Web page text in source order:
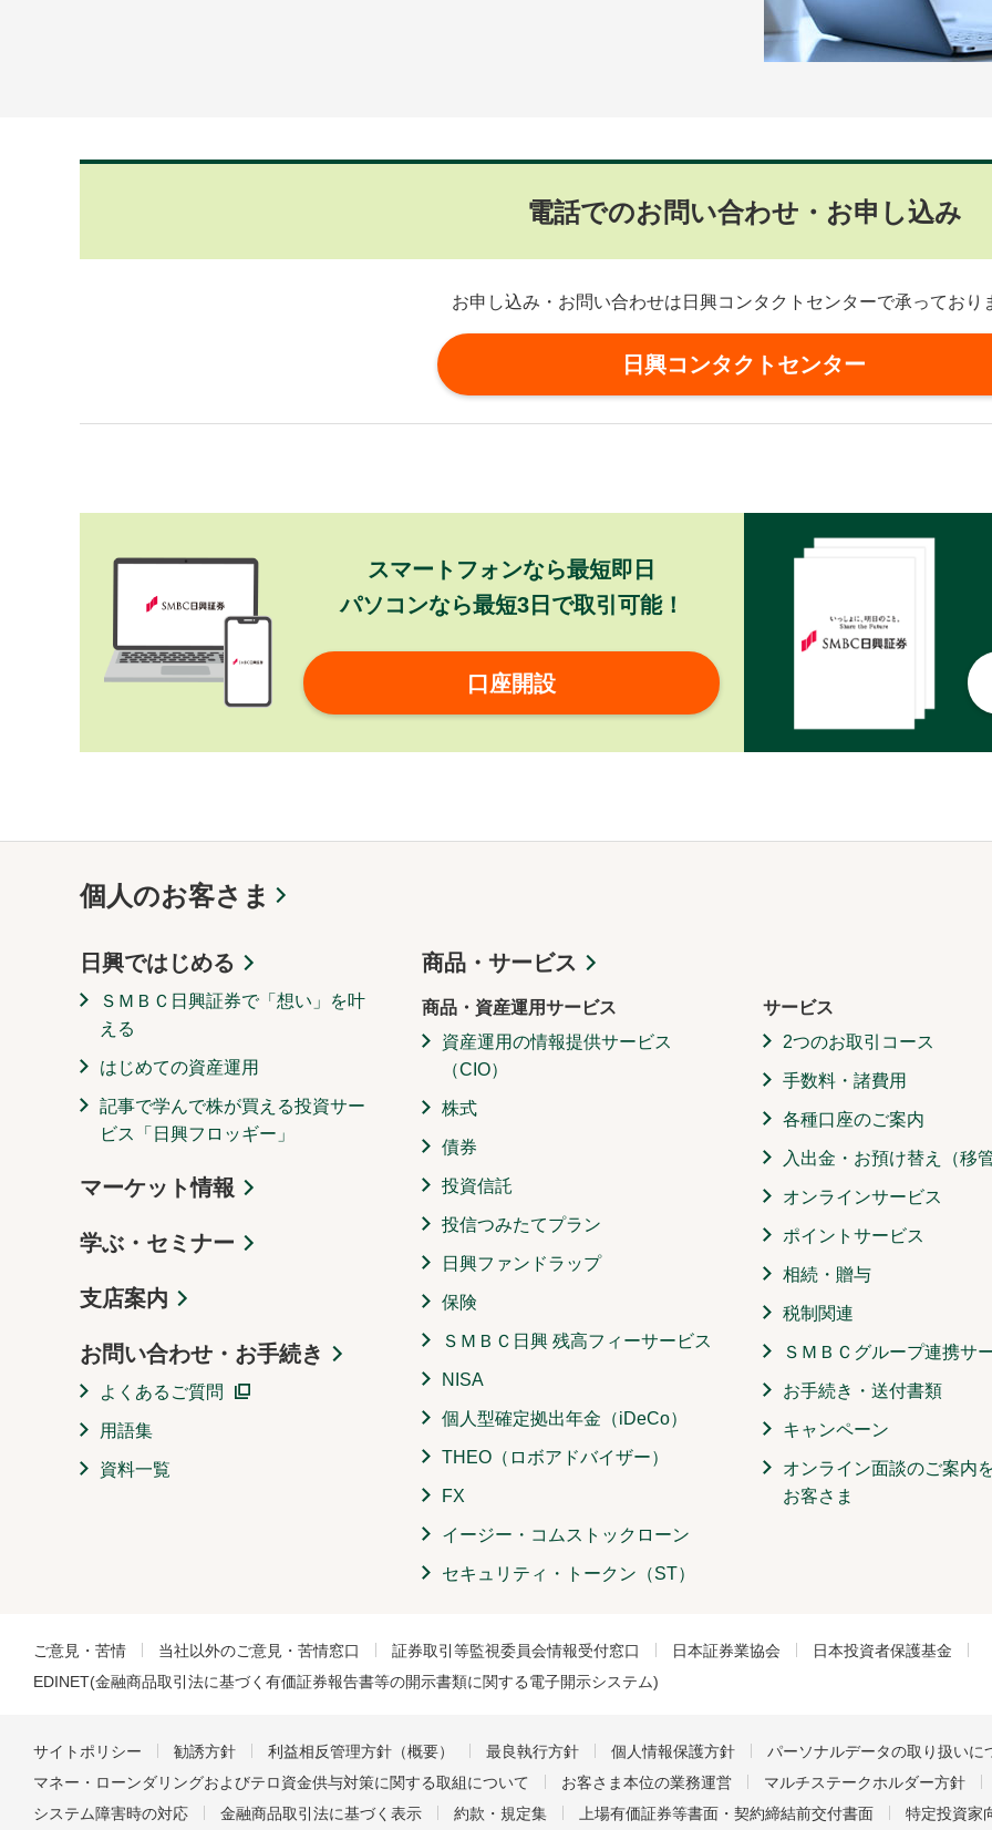
電話でのお問い合わせ・お申し込み
お申し込み・お問い合わせは日興コンタクトセンターで承っており
日興コンタクトセンター
スマートフォンなら最短即日
パソコンなら最短3日で取引可能！
口座開設
個人のお客さま
日興ではじめる
ＳＭＢＣ日興証券で「想い」を叶
える
はじめての資産運用
記事で学んで株が買える投資サー
ビス「日興フロッギー」
マーケット情報
学ぶ・セミナー
支店案内
お問い合わせ・お手続き
よくあるご質問
用語集
資料一覧
商品・サービス
商品・資産運用サービス
資産運用の情報提供サービス
（CIO）
株式
債券
投資信託
投信つみたてプラン
日興ファンドラップ
保険
ＳＭＢＣ日興 残高フィーサービス
NISA
個人型確定拠出年金（iDeCo）
THEO（ロボアドバイザー）
FX
イージー・コムストックローン
セキュリティ・トークン（ST）
サービス
2つのお取引コース
手数料・諸費用
各種口座のご案内
入出金・お預け替え（移
オンラインサービス
ポイントサービス
相続・贈与
税制関連
ＳＭＢＣグループ連携サ
お手続き・送付書類
キャンペーン
オンライン面談のご案内
お客さま
ご意見・苦情 当社以外のご意見・苦情窓口 証券取引等監視委員会情報受付窓口 日本証券業協会
日本投資者保護基金
EDINET(金融商品取引法に基づく有価証券報告書等の開示書類に関する電子開示システム)
サイトポリシー 勧誘方針 利益相反管理方針（概要） 最良執行方針 個人情報保護方針
パーソナルデータの取り扱いに
マネー・ローンダリングおよびテロ資金供与対策に関する取組について
お客さま本位の業務運営
マルチステークホルダー方針
システム障害時の対応
金融商品取引法に基づく表示 約款・規定集 上場有価証券等書面・契約締結前交付書面 特定投資家